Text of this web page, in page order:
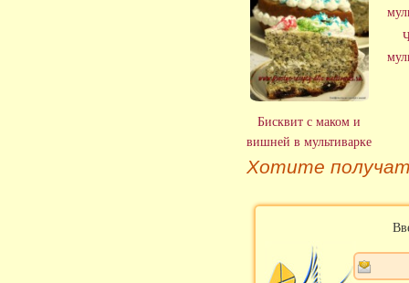
Бисквит с маком и
вишней в мультиварке
Хотите